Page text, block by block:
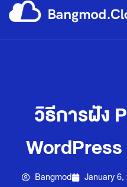
วิธีการฝัง
Bangmod January 6,